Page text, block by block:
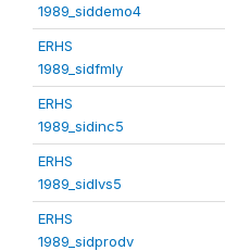
1989_siddemo4
ERHS
1989_sidfmly
ERHS
1989_sidinc5
ERHS
1989_sidlvs5
ERHS
1989_sidprodv